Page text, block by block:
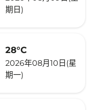
期日)
28°C
2026年08月10日(星
期一)